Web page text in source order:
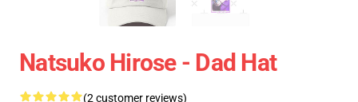
Natsuko Hirose - Dad Hat
(2 customer reviews)